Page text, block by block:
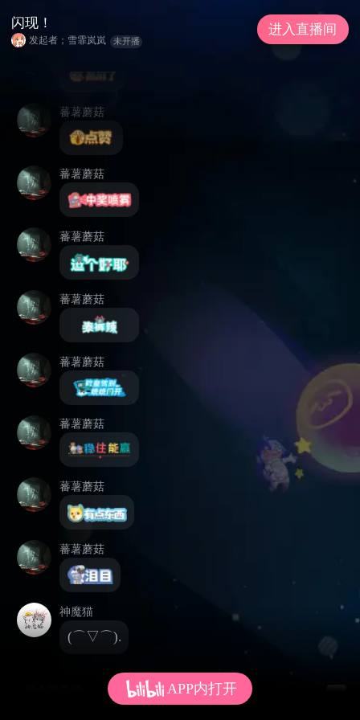
蕃薯蘑菇
蕃薯蘑菇
蕃薯蘑菇
蕃薯蘑菇
蕃薯蘑菇
蕃薯蘑菇
蕃薯蘑菇
蕃薯蘑菇
蕃薯蘑菇
神魔猫
(⌒▽⌒).
闪现！
发起者；雪霏岚岚 未开播
进入直播间
APP内打开